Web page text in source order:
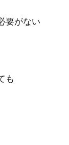
要がない
も